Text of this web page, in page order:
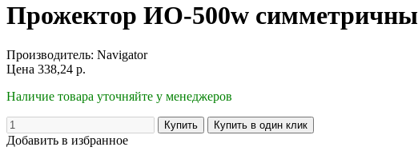
Прожектор ИО-500w
Производитель: Navigator
Цена 338,24 р.
Наличие товара уточняйте у менеджеров
Добавить в избранное